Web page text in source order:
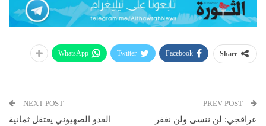
Share
Facebook
Twitter
WhatsApp
عراقجي: لن ننسى ولن نغفر
NEXT POST
العدو الصهيوني يعتقل ثمانية